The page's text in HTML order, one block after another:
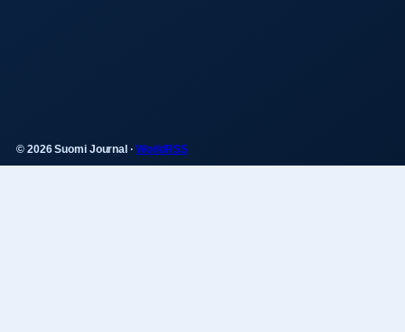
© 2026 Suomi Journal · WorldRSS